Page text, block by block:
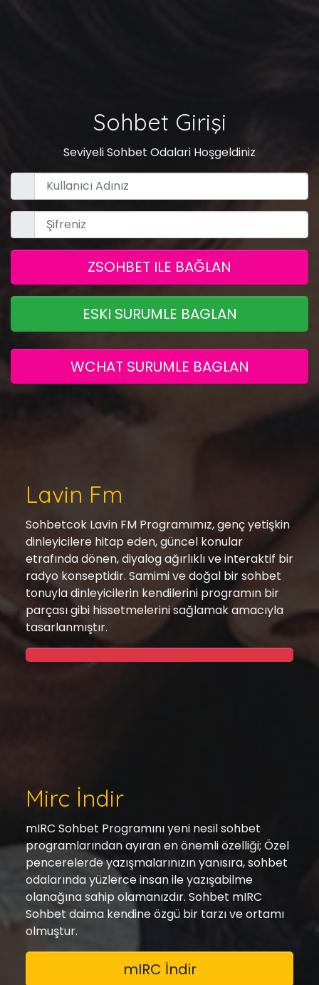
Sohbet Girişi
Seviyeli Sohbet Odalari Hoşgeldiniz
ZSOHBET ILE BAĞLAN
ESKI SURUMLE BAGLAN
WCHAT SURUMLE BAGLAN
Lavin Fm
Sohbetcok Lavin FM Programımız, genç yetişkin
dinleyicilere hitap eden, güncel konular
etrafında dönen, diyalog ağırlıklı ve interaktif bir
radyo konseptidir. Samimi ve doğal bir sohbet
tonuyla dinleyicilerin kendilerini programın bir
parçası gibi hissetmelerini sağlamak amacıyla
tasarlanmıştır.
Mirc İndir
mIRC Sohbet Programını yeni nesil sohbet
programlarından ayıran en önemli özelliği; Özel
pencerelerde yazışmalarınızın yanısıra, sohbet
odalarında yüzlerce insan ile yazışabilme
olanağına sahip olamanızdır. Sohbet mIRC
Sohbet daima kendine özgü bir tarzı ve ortamı
olmuştur.
mIRC İndir